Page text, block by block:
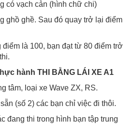
có vạch cản (hình chữ chi)
ghồ ghề. Sau đó quay trở lại điểm
điểm là 100, bạn đạt từ 80 điểm trở
hành THI BẰNG LÁI XE A1
tâm, loại xe Wave ZX, RS.
(số 2) các bạn chỉ việc đi thôi.
đang thi trong hình bạn tập trung